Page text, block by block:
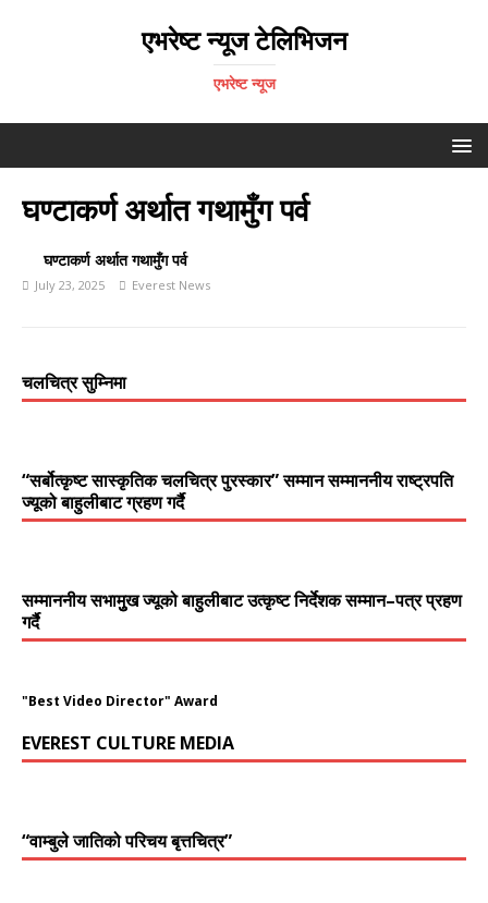
एभरेष्ट न्यूज टेलिभिजन
एभरेष्ट न्यूज
घण्टाकर्ण अर्थात गथामुँग पर्व
घण्टाकर्ण अर्थात गथामुँग पर्व
July 23, 2025 Everest News
चलचित्र सुम्निमा
“सर्बोत्कृष्ट सास्कृतिक चलचित्र पुरस्कार” सम्मान सम्माननीय राष्ट्रपति
ज्यूको बाहुलीबाट ग्रहण गर्दै
सम्माननीय सभामुुख ज्यूको बाहुलीबाट उत्कृष्ट निर्देशक सम्मान–पत्र प्रहण
गर्दै
"Best Video Director" Award
EVEREST CULTURE MEDIA
“वाम्बुले जातिको परिचय बृत्तचित्र”